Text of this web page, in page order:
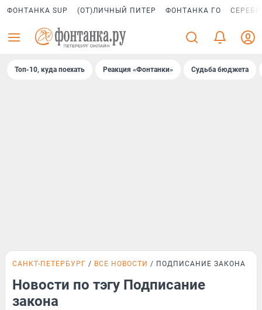
ФОНТАНКА SUP (ОТ)ЛИЧНЫЙ ПИТЕР ФОНТАНКА ГО
Топ-10, куда поехать Реакция «Фонтанки» Судьба бюджета
САНКТ-ПЕТЕРБУРГ ВСЕ НОВОСТИ ПОДПИСАНИЕ ЗАКОНА
Новости по тэгу Подписание
закона